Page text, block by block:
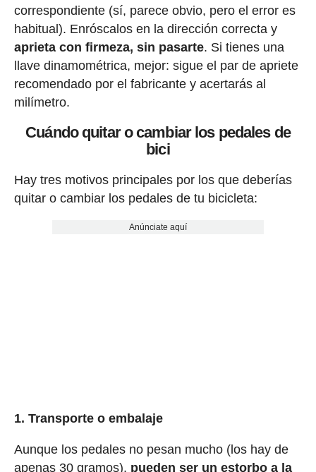
correspondiente (sí, parece obvio, pero el error es
habitual). Enróscalos en la dirección correcta y
aprieta con firmeza, sin pasarte. Si tienes una
llave dinamométrica, mejor: sigue el par de apriete
recomendado por el fabricante y acertarás al
milímetro.
Cuándo quitar o cambiar los pedales de
bici
Hay tres motivos principales por los que deberías
quitar o cambiar los pedales de tu bicicleta:
Anúnciate aquí
1. Transporte o embalaje
Aunque los pedales no pesan mucho (los hay de
apenas 30 gramos), pueden ser un estorbo a la